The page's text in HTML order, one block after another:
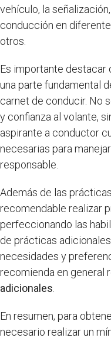
vehículo, la
conducción en
otros.
Es importante destacar
una parte fundamental
carnet de conducir. No
y confianza al volante,
aspirante a conductor
necesarias para
responsable.
Además de las
recomendable realizar
perfeccionando las
de prácticas
necesidades y
recomienda en general
adicionales
En resumen, para
necesario realizar un